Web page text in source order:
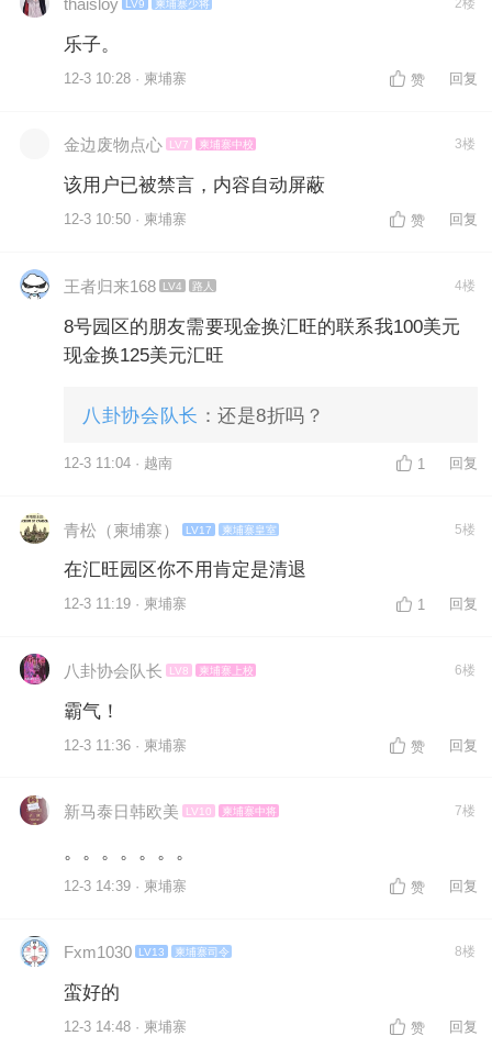
thaisloy LV9 柬埔寨少将 2楼
乐子。
12-3 10:28 · 柬埔寨 赞 回复
金边废物点心 LV7 柬埔寨中校 3楼
该用户已被禁言，内容自动屏蔽
12-3 10:50 · 柬埔寨 赞 回复
王者归来168 LV4 路人 4楼
8号园区的朋友需要现金换汇旺的联系我100美元
现金换125美元汇旺
八卦协会队长 ：还是8折吗？
12-3 11:04 · 越南 1 回复
青松（柬埔寨） LV17 柬埔寨皇室 5楼
在汇旺园区你不用肯定是清退
12-3 11:19 · 柬埔寨 1 回复
八卦协会队长 LV8 柬埔寨上校 6楼
霸气！
12-3 11:36 · 柬埔寨 赞 回复
新马泰日韩欧美 LV10 柬埔寨中将 7楼
。。。。。。。
12-3 14:39 · 柬埔寨 赞 回复
Fxm1030 LV13 柬埔寨司令 8楼
蛮好的
12-3 14:48 · 柬埔寨 赞 回复